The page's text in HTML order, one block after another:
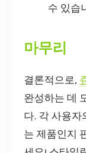
수 있습
마무리
결론적으로,
완성하는 데
다. 각 사용자
는 제품인지